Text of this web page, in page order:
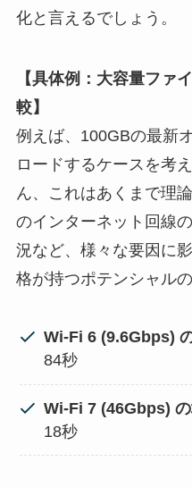
化と言えるでしょう。
【具体例：大容量ファ
較】
例えば、100GBの最新
ロードするケースを考
ん、これはあくまで理
のインターネット回線
況など、様々な要因に
格が持つポテンシャル
Wi-Fi 6 (9.6Gbps)
84秒
Wi-Fi 7 (46Gbps) の
18秒